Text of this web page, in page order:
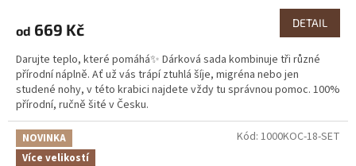
od 669 Kč DETAIL
Darujte teplo, které pomáhá✨ Dárková sada kombinuje tři různé
přírodní náplně. Ať už vás trápí ztuhlá šíje, migréna nebo jen
studené nohy, v této krabici najdete vždy tu správnou pomoc. 100%
přírodní, ručně šité v Česku.
NOVINKA
Více velikostí
Kód: 1000KOC-18-SET